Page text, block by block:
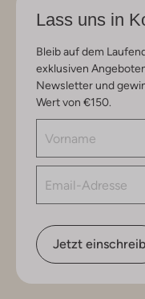
Lass uns in
Bleib auf dem
exklusiven
Newsletter und
Wert von €150.
Jetzt